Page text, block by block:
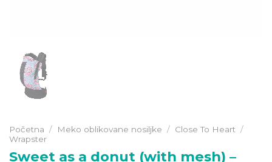
Početna / Meko oblikovane nosiljke / Close To Heart /
Wrapster
Sweet as a donut (with mesh) –